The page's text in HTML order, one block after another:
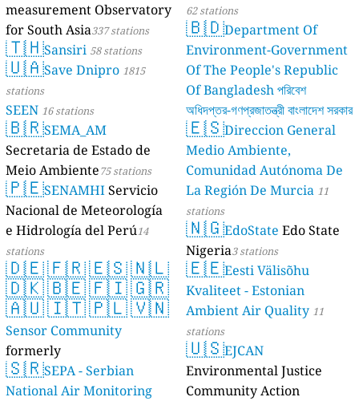
62 stations
🇧🇩Department Of
Environment-Government
Of The People's Republic
Of Bangladesh পরিবেশ
অধিদপ্তর-গণপ্রজাতন্ত্রী বাংলাদেশ সরকার
17 stations
🇪🇸Direccion General
Medio Ambiente,
Comunidad Autónoma De
La Región De Murcia 11
stations
🇳🇬EdoStateEdo State
Nigeria3 stations
🇪🇪Eesti Välisõhu
Kvaliteet - Estonian
Ambient Air Quality 11
stations
🇺🇸EJCAN
Environmental Justice
Community Action
measurement Observatory
for South Asia337 stations
🇹🇭Sansiri 58 stations
🇺🇦Save Dnipro 1815
stations
SEEN 16 stations
🇧🇷SEMA_AM
Secretaria de Estado de
Meio Ambiente75 stations
🇵🇪SENAMHIServicio
Nacional de Meteorología
e Hidrología del Perú14
stations
🇩🇪🇫🇷🇪🇸🇳🇱
🇩🇰🇧🇪🇫🇮🇬🇷
🇦🇺🇮🇹🇵🇱🇻🇳
Sensor Community
formerly
luftdaten.info35809 stations
🇸🇷SEPA - Serbian
National Air Monitoring